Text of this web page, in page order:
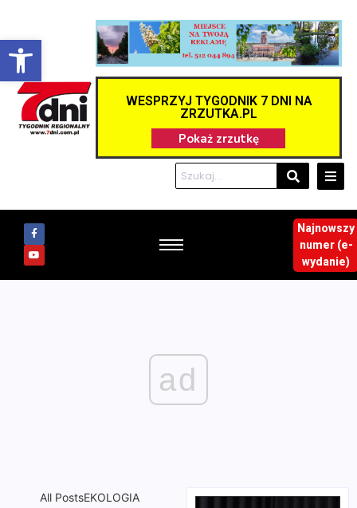
Otwórz pasek narzędzi
WESPRZYJ TYGODNIK 7 DNI NA
ZRZUTKA.PL
Najnowszy
numer (e-
wydanie)
ad
All PostsEKOLOGIA